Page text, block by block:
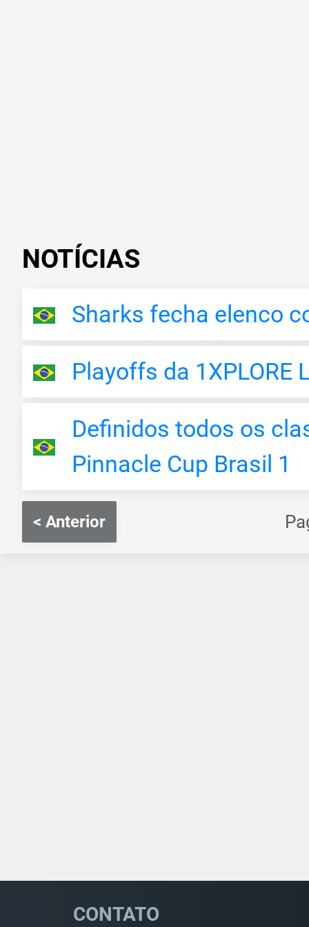
NOTÍCIAS
Sharks fecha elenco
Playoffs da
Definidos todos os
Pinnacle Cup Brasil 1
< Anterior
CONTATO